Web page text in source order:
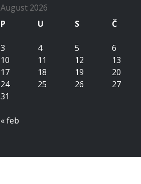
August 2026
P
U S Č
3
4 5 6
10
11 12 13
17
18 19 20
24
25 26 27
31
« feb